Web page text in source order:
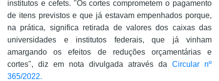
institutos e cefets. "Os cortes comprometem o pagamento
de itens previstos e que já estavam empenhados porque,
na prática, significa retirada de valores dos caixas das
universidades e institutos federais, que já vinham
amargando os efeitos de reduções orçamentárias e
cortes", diz em nota divulgada através da Circular nº
365/2022.